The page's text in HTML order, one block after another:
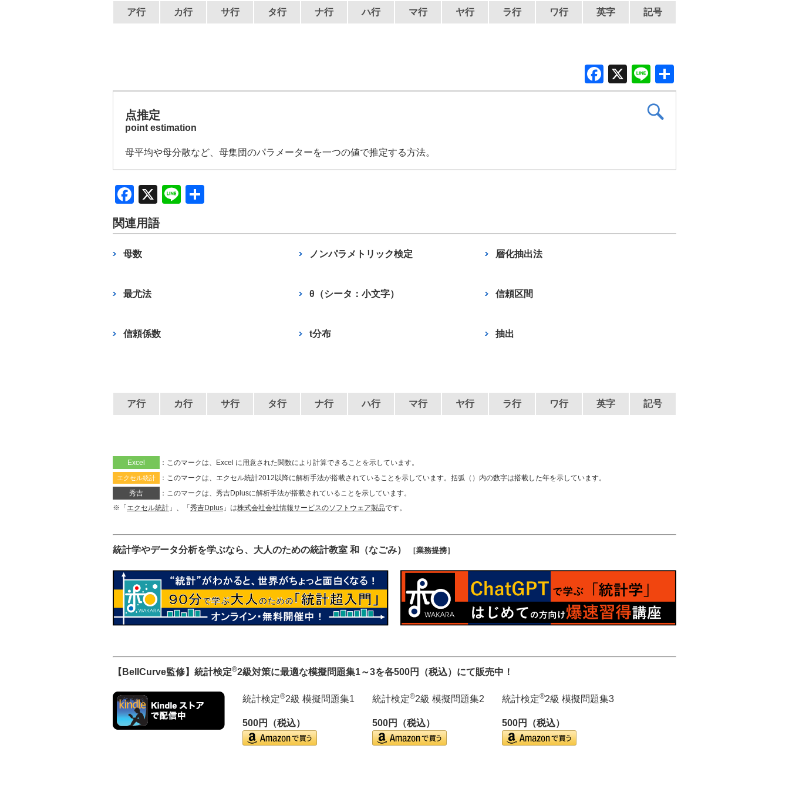
ア行 カ行 サ行 タ行 ナ行 ハ行 マ行 ヤ行 ラ行 ワ行 英字 記号
F
a
o
X
Li
n
e
有
点推定
point estimation
母平均や母分散など、母集団のパラメーターを一つの値で推定する方法。
F
a
c
e
o
k
X
Li
e
関連用語
母数 ノンパラメトリック検定 層化抽出法
最尤法 θ（シータ：小文字） 信頼区間
信頼係数 t分布 抽出
ア行 カ行 サ行 タ行 ナ行 ハ行 マ行 ヤ行 ラ行 ワ行 英字 記号
Excel ：このマークは、Excel に用意された関数により計算できることを示しています。
エクセル統計
：このマークは、エクセル統計2012以降に解析手法が搭載されていることを示しています。括弧（）内の数字は搭載した年を示しています。
秀吉
：このマークは、秀吉Dplusに解析手法が搭載されていることを示しています。
※「 エクセル統計 」、「 秀吉Dplus 」は株式会社会社情報サービスのソフトウェア製品です。
統計学やデータ分析を学ぶなら、大人のための統計教室 和（なごみ） ［業務提携］
【BellCurve監修】統計検定®2級対策に最適な模擬問題集1～3を各500円（税込）にて販売中！
統計検定®2級 模擬問題集1
500円（税込）
統計検定®2級 模擬問題集2
500円（税込）
統計検定®2級 模擬問題集3
500円（税込）